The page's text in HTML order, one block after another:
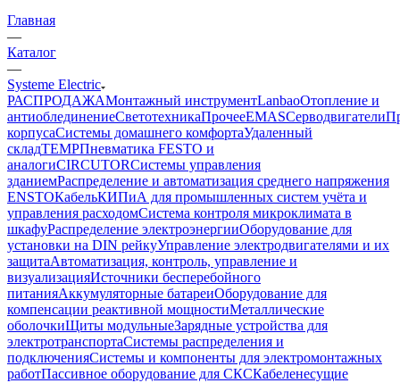
Главная
—
Каталог
—
Systeme Electric
РАСПРОДАЖАМонтажный инструментLanbaoОтопление и
антиоблединениеСветотехникаПрочееEMASCерводвигатели
корпусаСистемы домашнего комфортаУдаленный
складTEMPПневматика FESTO и
аналогиCIRCUTORСистемы управления
зданиемРаспределение и автоматизация среднего напряжения
ENSTOКабельКИПиА для промышленных систем учёта и
управления расходомСистема контроля микроклимата в
шкафуРаспределение электроэнергииОборудование для
установки на DIN рейкуУправление электродвигателями и их
защитаАвтоматизация, контроль, управление и
визуализацияИсточники бесперебойного
питанияАккумуляторные батареиОборудование для
компенсации реактивной мощностиМеталлические
оболочкиЩиты модульныеЗарядные устройства для
электротранспортаСистемы распределения и
подключенияСистемы и компоненты для электромонтажных
работПассивное оборудование для СКСКабеленесущие